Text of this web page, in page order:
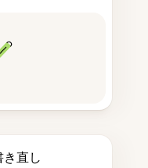
直し